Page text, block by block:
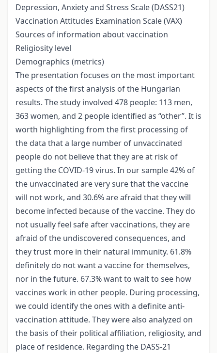
Depression, Anxiety and Stress Scale (DASS21)
Vaccination Attitudes Examination Scale (VAX)
Sources of information about vaccination
Religiosity level
Demographics (metrics)
The presentation focuses on the most important
aspects of the first analysis of the Hungarian
results. The study involved 478 people: 113 men,
363 women, and 2 people identified as “other”. It is
worth highlighting from the first processing of
the data that a large number of unvaccinated
people do not believe that they are at risk of
getting the COVID-19 virus. In our sample 42% of
the unvaccinated are very sure that the vaccine
will not work, and 30.6% are afraid that they will
become infected because of the vaccine. They do
not usually feel safe after vaccinations, they are
afraid of the undiscovered consequences, and
they trust more in their natural immunity. 61.8%
definitely do not want a vaccine for themselves,
nor in the future. 67.3% want to wait to see how
vaccines work in other people. During processing,
we could identify the ones with a definite anti-
vaccination attitude. They were also analyzed on
the basis of their political affiliation, religiosity, and
place of residence. Regarding the DASS-21